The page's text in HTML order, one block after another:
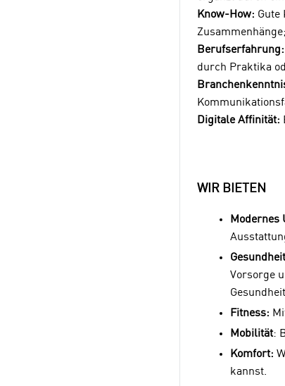
Know-How: Gute
Berufserfahrung:
durch Praktika
Digitale Affinität:
WIR BIETEN
Modernes
Vorsorge
Fitness:
Mobilität:
Komfort:
kannst.